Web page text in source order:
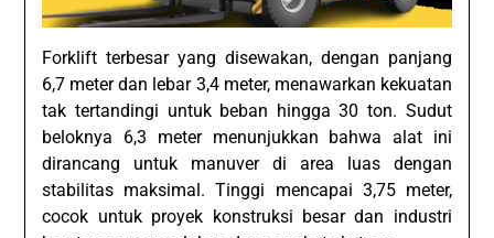
Forklift terbesar yang disewakan, dengan panjang
6,7 meter dan lebar 3,4 meter, menawarkan kekuatan
tak tertandingi untuk beban hingga 30 ton. Sudut
beloknya 6,3 meter menunjukkan bahwa alat ini
dirancang untuk manuver di area luas dengan
stabilitas maksimal. Tinggi mencapai 3,75 meter,
cocok untuk proyek konstruksi besar dan industri